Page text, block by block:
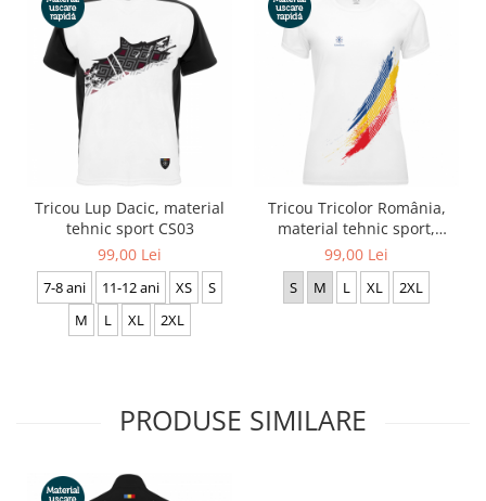
Tricou Lup Dacic, material
tehnic sport CS03
99,00 Lei
7-8 ani 11-12 ani XS
S
M
L XL 2XL
Tricou Tricolor România,
material tehnic sport,
damă, culoare albă, CS20
99,00 Lei
S M L XL 2XL
PRODUSE SIMILARE